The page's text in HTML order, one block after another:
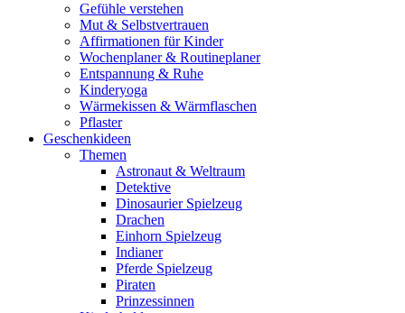
Gefühle verstehen
Mut & Selbstvertrauen
Affirmationen für Kinder
Wochenplaner & Routineplaner
Entspannung & Ruhe
Kinderyoga
Wärmekissen & Wärmflaschen
Pflaster
Geschenkideen
Themen
Astronaut & Weltraum
Detektive
Dinosaurier Spielzeug
Drachen
Einhorn Spielzeug
Indianer
Pferde Spielzeug
Piraten
Prinzessinnen